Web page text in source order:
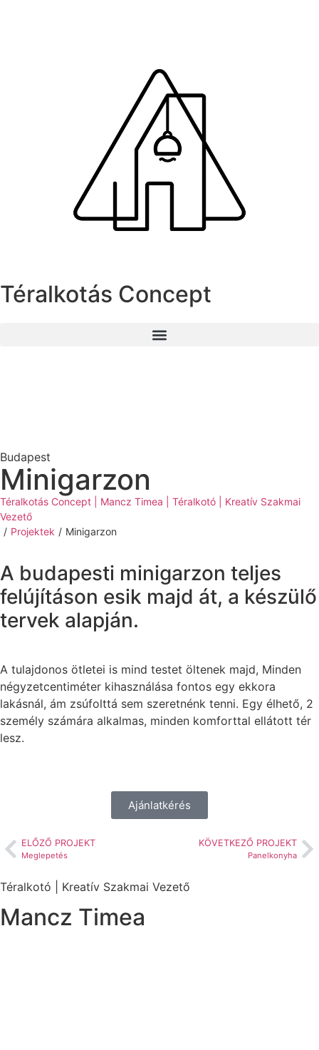
Téralkotás Concept
Budapest
Minigarzon
Téralkotás Concept | Mancz Timea | Téralkotó | Kreatív Szakmai
Vezető
/ Projektek / Minigarzon
A budapesti minigarzon teljes
felújításon esik majd át, a készülő
tervek alapján.
A tulajdonos ötletei is mind testet öltenek majd, Minden
négyzetcentiméter kihasználása fontos egy ekkora
lakásnál, ám zsúfolttá sem szeretnénk tenni. Egy élhető, 2
személy számára alkalmas, minden komforttal ellátott tér
lesz.
Ajánlatkérés
ELŐZŐ PROJEKT
Meglepetés
KÖVETKEZŐ PROJEKT
Panelkonyha
Téralkotó | Kreatív Szakmai Vezető
Mancz Timea